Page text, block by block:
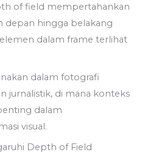
of field mempertahankan
depan hingga belakang
dalam frame terlihat
dalam fotografi
jurnalistik, di mana konteks
dalam
visual.
Depth of Field